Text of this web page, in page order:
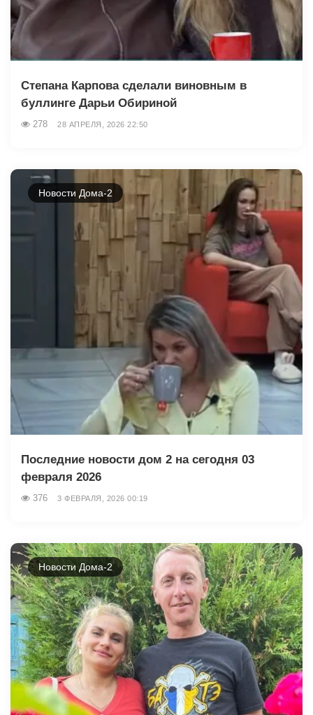
Степана Карпова сделали виновным в
буллинге Дарьи Обириной
278 28 АПРЕЛЯ, 2026 22:50
Новости Дома-2
Последние новости дом 2 на сегодня 03
февраля 2026
376 3 ФЕВРАЛЯ, 2026 00:19
Новости Дома-2